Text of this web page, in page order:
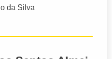
da Silva